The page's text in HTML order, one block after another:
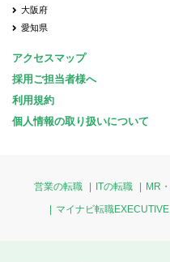
大阪府
愛知県
アクセスマップ
採用ご担当者様へ
利用規約
個人情報の取り扱いについて
営業の転職 ITの転職 MR
マイナビ転職